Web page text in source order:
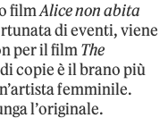
filmAlice non abita
di eventi, viene
per il filmThe
copie è il brano più
femminile.
l’originale.